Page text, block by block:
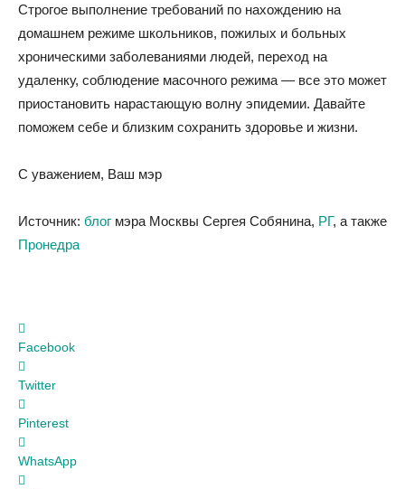
Строгое выполнение требований по нахождению на
домашнем режиме школьников, пожилых и больных
хроническими заболеваниями людей, переход на
удаленку, соблюдение масочного режима — все это может
приостановить нарастающую волну эпидемии. Давайте
поможем себе и близким сохранить здоровье и жизни.
С уважением, Ваш мэр
Источник: блог мэра Москвы Сергея Собянина, РГ, а также
Пронедра
Facebook
Twitter
Pinterest
WhatsApp